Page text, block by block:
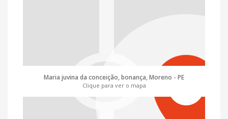
Maria juvina da conceição, bonança, Moreno - PE
Clique para ver o mapa